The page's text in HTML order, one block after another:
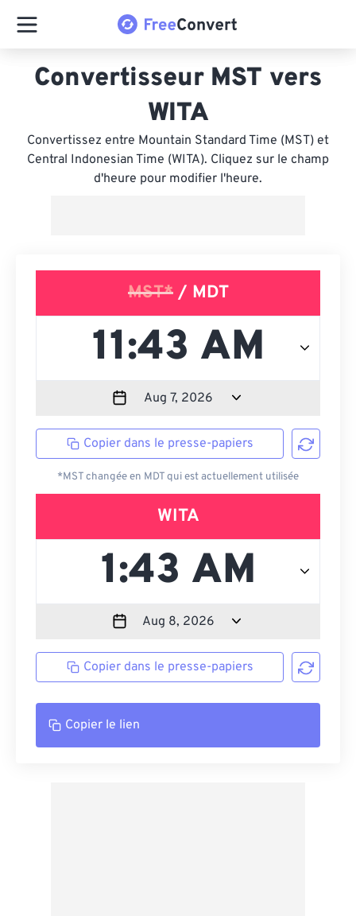
Convertisseur MST vers
WITA
Convertissez entre Mountain Standard Time (MST) et
Central Indonesian Time (WITA). Cliquez sur le champ
d'heure pour modifier l'heure.
MST*/ MDT
Copier dans le presse-papiers
*MST changée en MDT qui est actuellement utilisée
WITA
Copier dans le presse-papiers
Copier le lien